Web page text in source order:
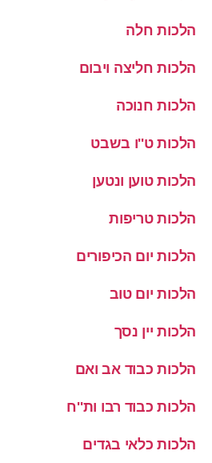
הלכות חלה
הלכות חליצה ויבום
הלכות חנוכה
הלכות ט''ו בשבט
הלכות טוען ונטען
הלכות טריפות
הלכות יום הכיפורים
הלכות יום טוב
הלכות יין נסך
הלכות כבוד אב ואם
הלכות כבוד רבו ות''ח
הלכות כלאי בגדים